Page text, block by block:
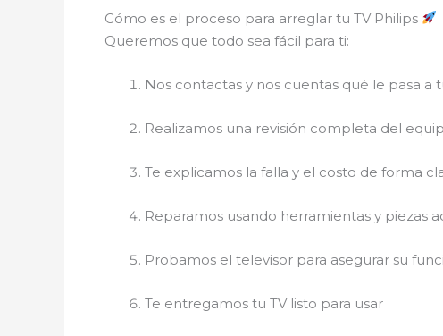
Cómo es el proceso para arreglar tu TV Philips
Queremos que todo sea fácil para ti:
Nos contactas y nos cuentas qué le pasa a
Realizamos una revisión completa del
Te explicamos la falla y el costo de forma
Reparamos usando herramientas y piezas
Probamos el televisor para asegurar su
Te entregamos tu TV listo para usar